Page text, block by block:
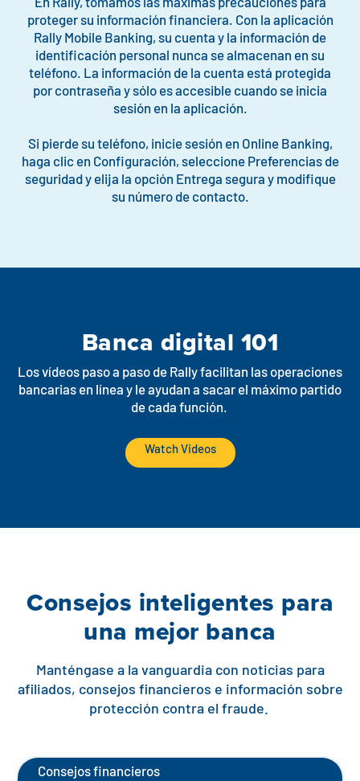
En Rally, tomamos las máximas precauciones para
proteger su información financiera. Con la aplicación
Rally Mobile Banking, su cuenta y la información de
identificación personal nunca se almacenan en su
teléfono. La información de la cuenta está protegida
por contraseña y sólo es accesible cuando se inicia
sesión en la aplicación.
Si pierde su teléfono, inicie sesión en Online Banking,
haga clic en Configuración, seleccione Preferencias de
seguridad y elija la opción Entrega segura y modifique
su número de contacto.
Banca digital 101
Los vídeos paso a paso de Rally facilitan las operaciones
bancarias en línea y le ayudan a sacar el máximo partido
de cada función.
Watch Videos
Consejos inteligentes para
una mejor banca
Manténgase a la vanguardia con noticias para
afiliados, consejos financieros e información sobre
protección contra el fraude.
Consejos financieros